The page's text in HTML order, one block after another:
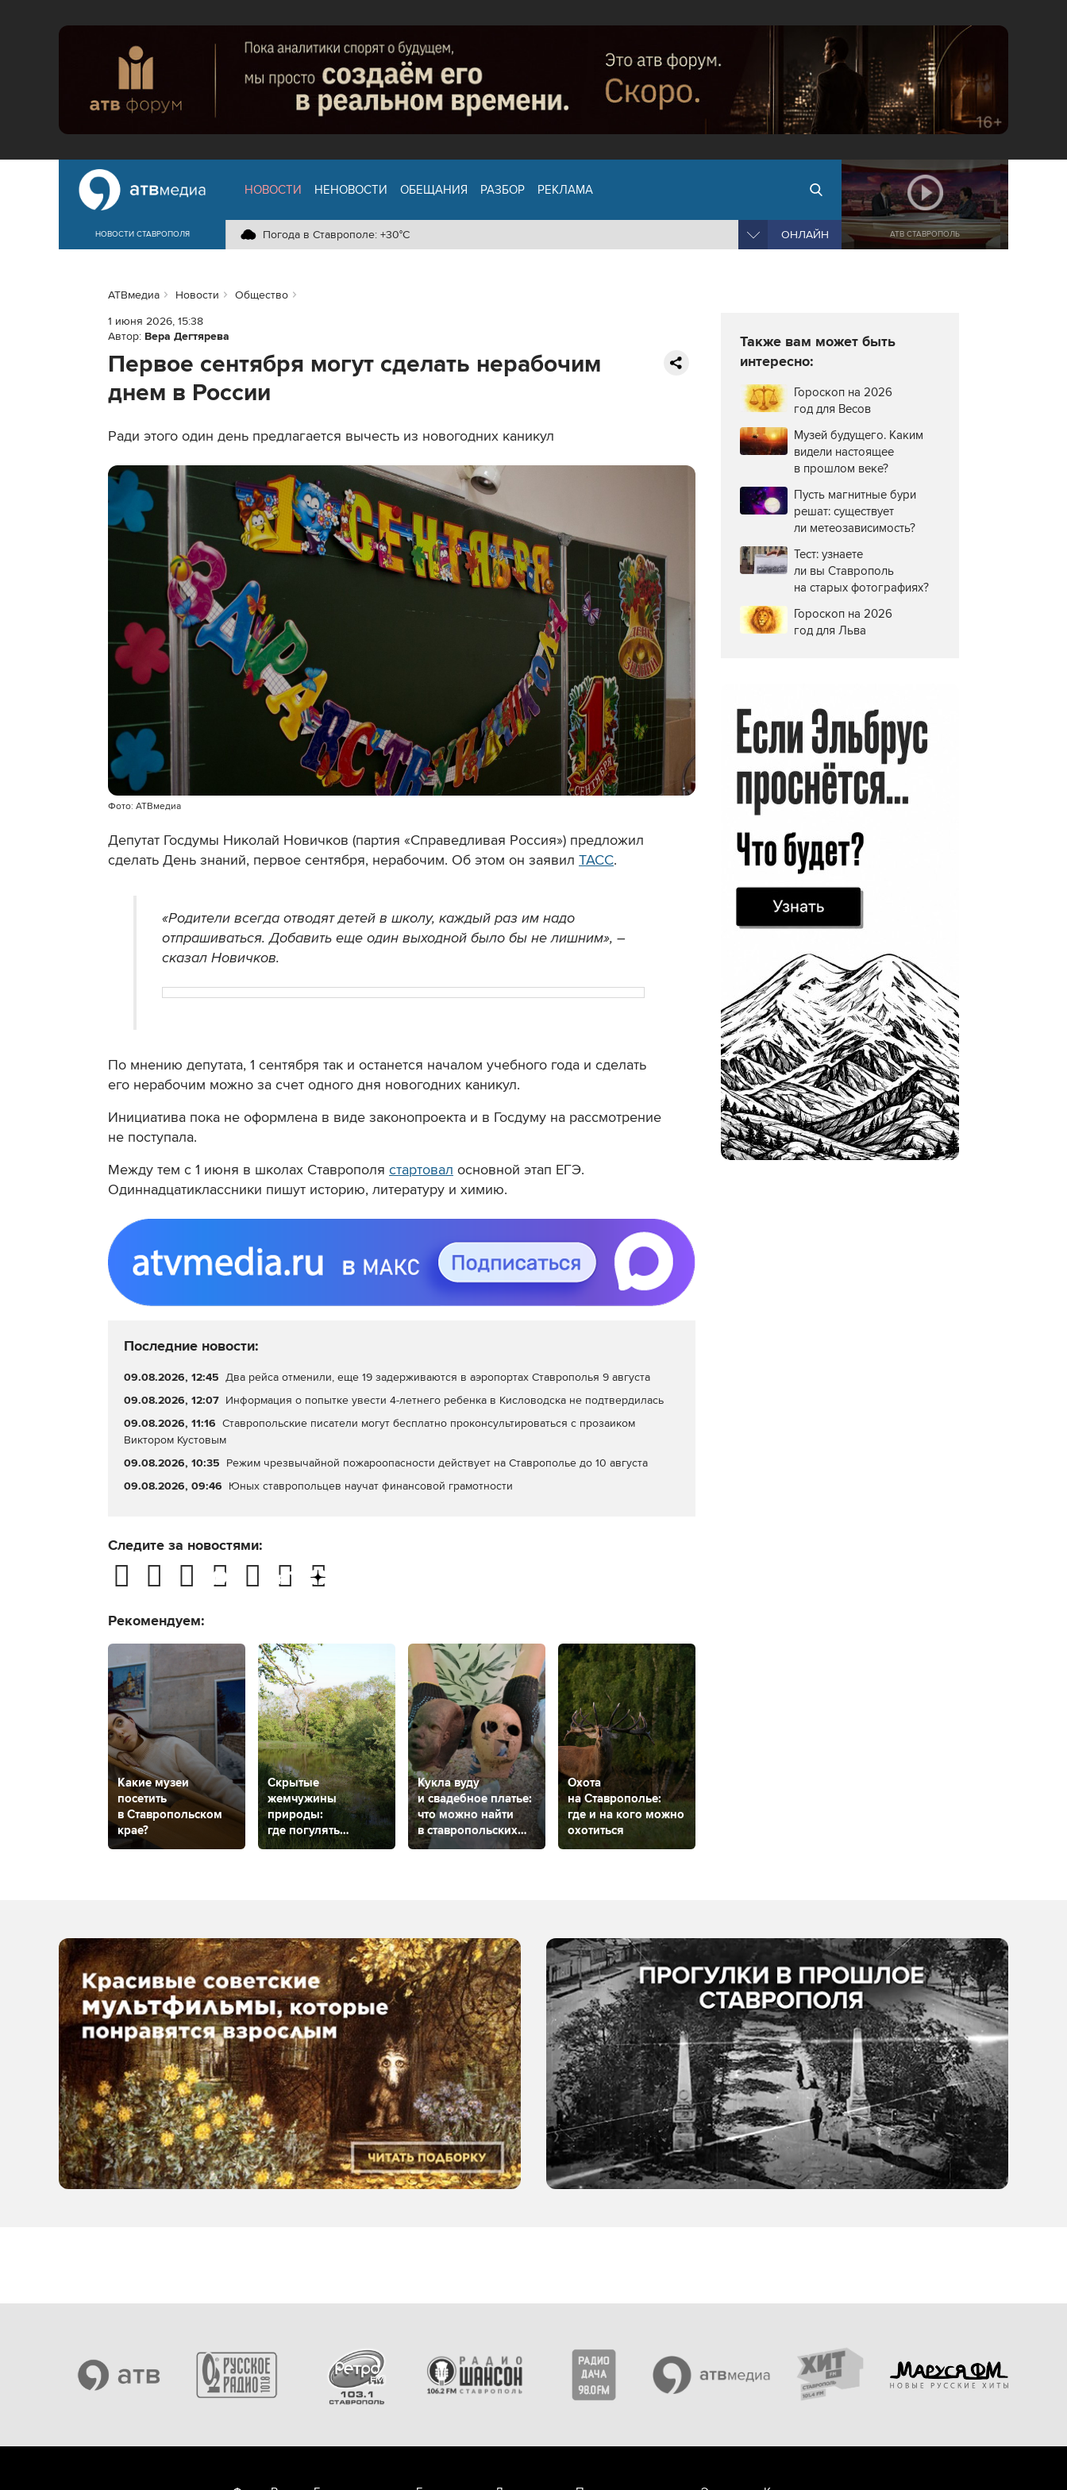
НОВОСТИ СТАВРОПОЛЯ
НОВОСТИ НЕНОВОСТИ ОБЕЩАНИЯ РАЗБОР РЕКЛАМА
Погода в Ставрополе: +30°C ОНЛАЙН АТВ СТАВРОПОЛЬ
АТВмедиа Новости
Общество
1 июня 2026, 15:38
Автор: Вера Дегтярева
Первое сентября могут сделать нерабочим
днем в России
Ради этого один день предлагается вычесть из новогодних каникул
Фото: АТВмедиа
Депутат Госдумы Николай Новичков (партия «Справедливая Россия») предложил
сделать День знаний, первое сентября, нерабочим. Об этом он заявил ТАСС.
«Родители всегда отводят детей в школу, каждый раз им надо
отпрашиваться. Добавить еще один выходной было бы не лишним», –
сказал Новичков.
По мнению депутата, 1 сентября так и останется началом учебного года и сделать
его нерабочим можно за счет одного дня новогодних каникул.
Инициатива пока не оформлена в виде законопроекта и в Госдуму на рассмотрение
не поступала.
Между тем с 1 июня в школах Ставрополя стартовал основной этап ЕГЭ.
Одиннадцатиклассники пишут историю, литературу и химию.
Последние новости:
09.08.2026, 12:45 Два рейса отменили, еще 19 задерживаются в аэропортах Ставрополья 9 августа
09.08.2026, 12:07 Информация о попытке увести 4-летнего ребенка в Кисловодска не подтвердилась
09.08.2026, 11:16 Ставропольские писатели могут бесплатно проконсультироваться с прозаиком
Виктором Кустовым
09.08.2026, 10:35 Режим чрезвычайной пожароопасности действует на Ставрополье до 10 августа
09.08.2026, 09:46 Юных ставропольцев научат финансовой грамотности
Следите за новостями:
Рекомендуем:
Какие музеи
посетить
в Ставропольском
крае?
Скрытые
жемчужины
природы:
где погулять
и что посмотреть
Кукла вуду
и свадебное платье:
что можно найти
в ставропольских
лесах?
Охота
на Ставрополье:
где и на кого можно
охотиться
Также вам может быть
интересно:
Гороскоп на 2026
год для Весов
Музей будущего. Каким
видели настоящее
в прошлом веке?
Пусть магнитные бури
решат: существует
ли метеозависимость?
Тест: узнаете
ли вы Ставрополь
на старых фотографиях?
Гороскоп на 2026
год для Льва